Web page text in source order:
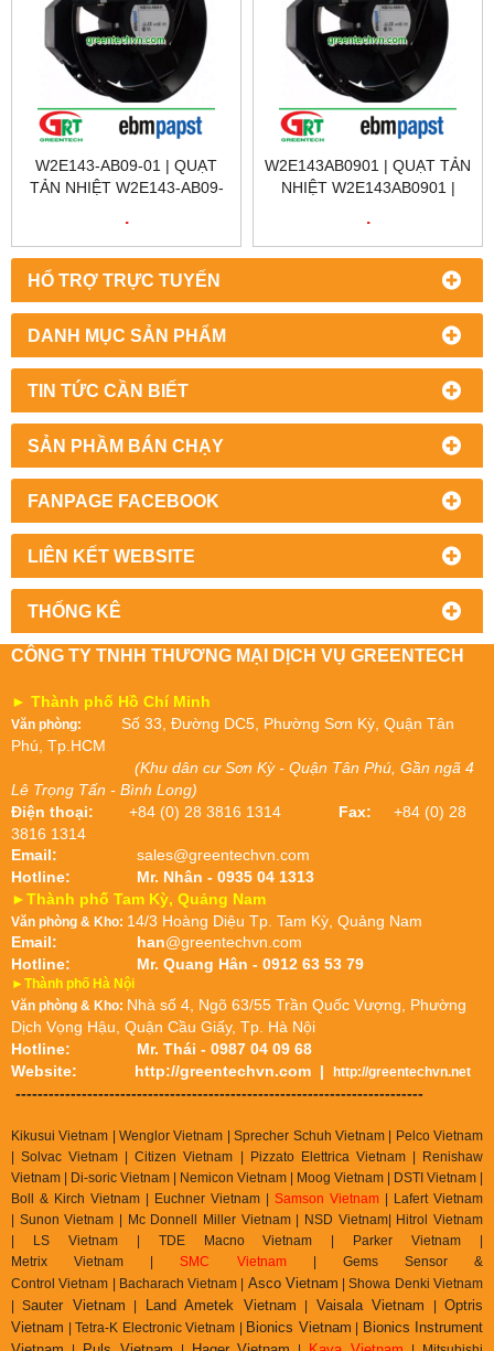
HỔ TRỢ TRỰC TUYẾN
DANH MỤC SẢN PHẨM
TIN TỨC CẦN BIẾT
SẢN PHẦM BÁN CHẠY
FANPAGE FACEBOOK
LIÊN KẾT WEBSITE
THỐNG KÊ
W2E143-AB09-01 | QUẠT
TẢN NHIỆT W2E143-AB09-
.
W2E143AB0901 | QUẠT TẢN
NHIỆT W2E143AB0901 |
.
CÔNG TY TNHH THƯƠNG MẠI DỊCH VỤ GREENTECH
► Thành phố Hồ Chí Minh
Văn phòng: Số 33, Đường DC5, Phường Sơn Kỳ, Quận Tân
Phú, Tp.HCM
(Khu dân cư Sơn Kỳ - Quận Tân Phú, Gần ngã 4
Lê Trọng Tấn - Bình Long)
Điện thoại: +84 (0) 28 3816 1314 Fax: +84 (0) 28
3816 1314
Email:
sales@greentechvn.com
Hotline:
Mr. Nhân - 0935 04 1313
►Thành phố Tam Kỳ, Quảng Nam
Văn phòng & Kho: 14/3 Hoàng Diệu Tp. Tam Kỳ, Quảng Nam
Email:
han@greentechvn.com
Hotline:
Mr. Quang Hân - 0912 63 53 79
►Thành phố Hà Nội
Văn phòng & Kho: Nhà số 4, Ngõ 63/55 Trần Quốc Vượng, Phường
Dịch Vọng Hậu, Quận Cầu Giấy, Tp. Hà Nội
Hotline:
Mr. Thái - 0987 04 09 68
Website: http://greentechvn.com | http://greentechvn.net
--------------------------------------------------------------------------
Kikusui Vietnam | Wenglor Vietnam | Sprecher Schuh Vietnam |
Pelco Vietnam
| Solvac Vietnam | Citizen Vietnam |
Pizzato Elettrica Vietnam| Renishaw
Vietnam | Di-soric Vietnam |
Nemicon Vietnam | Moog Vietnam | DSTI Vietnam |
Boll & Kirch Vietnam | Euchner Vietnam | Samson Vietnam | Lafert Vietnam
| Sunon Vietnam | Mc Donnell Miller Vietnam | NSD Vietnam| Hitrol Vietnam
| LS Vietnam | TDE Macno Vietnam | Parker Vietnam |
MetrixVietnam |SMC Vietnam| Gems Sensor &
ControlVietnam Bacharach Vietnam | Asco Vietnam |Showa Denki Vietnam
| Sauter Vietnam Land Ametek Vietnam Vaisala Vietnam |Optris
Vietnam | Tetra-K Electronic Vietnam | Bionics Vietnam
Bionics Instrument